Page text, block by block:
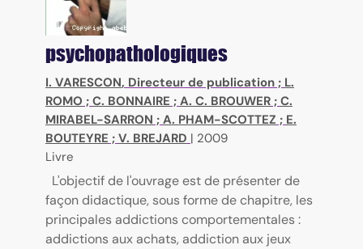
psychopathologiques
I. VARESCON, Directeur de publication ; L.
ROMO ; C. BONNAIRE ; A. C. BROUWER ; C.
MIRABEL-SARRON ; A. PHAM-SCOTTEZ ; E.
BOUTEYRE ; V. BREJARD | 2009
Livre
L'objectif de l'ouvrage est de présenter de
façon didactique, sous forme de chapitre, les
principales addictions comportementales :
addictions aux achats, addiction aux jeux